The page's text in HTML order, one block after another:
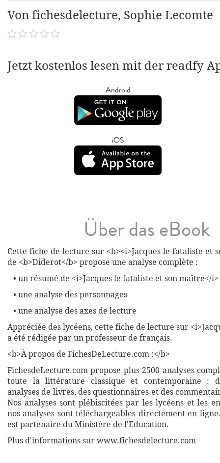
Von fichesdelecture, Sophie Lecomte
Jetzt kostenlos lesen mit der readfy
Android
iOS
Über das eBook
Cette fiche de lecture sur <b><i>Jacques le fataliste et
de <b>Diderot</b> propose une analyse complète :
• un résumé de <i>Jacques le fataliste et son maître</i>
• une analyse des personnages
• une analyse des axes de lecture
Appréciée des lycéens, cette fiche de lecture sur
a été rédigée par un professeur de français.
<b>À propos de FichesDeLecture.com :</b>
FichesdeLecture.com propose plus 2500 analyses
toute la littérature classique et contemporaine :
analyses de livres, des questionnaires et des
Nos analyses sont plébiscitées par les lycéens et les
nos analyses sont téléchargeables directement en
est partenaire du Ministère de l'Education.
Plus d'informations sur www.fichesdelecture.com